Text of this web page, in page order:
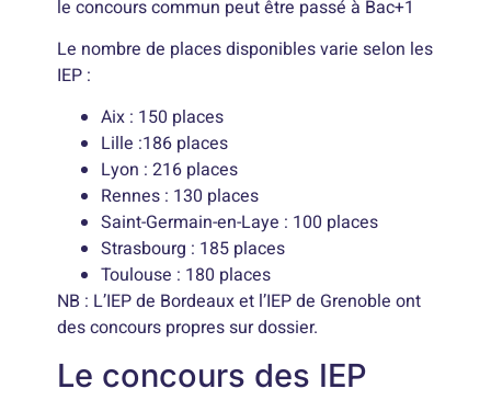
le concours commun peut être passé à Bac+1
Le nombre de places disponibles varie selon les
IEP :
Aix : 150 places
Lille :186 places
Lyon : 216 places
Rennes : 130 places
Saint-Germain-en-Laye : 100 places
Strasbourg : 185 places
Toulouse : 180 places
NB : L’IEP de Bordeaux et l’IEP de Grenoble ont
des concours propres sur dossier.
Le concours des IEP